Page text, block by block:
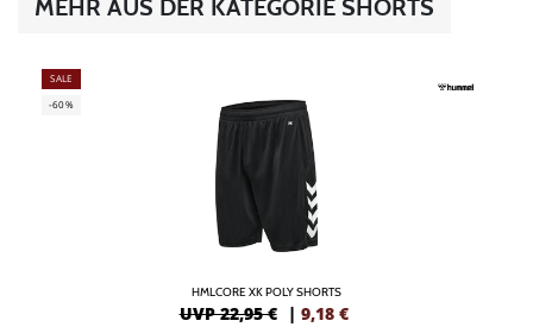
MEHR AUS DER KATEGORIE SHORTS
SALE
-60%
HMLCORE XK POLY SHORTS
UVP 22,95 € | 9,18 €